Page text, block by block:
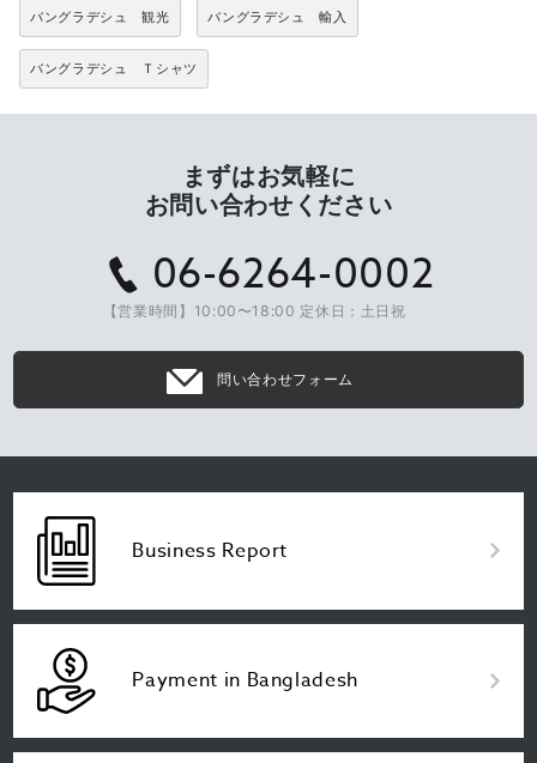
バングラデシュ 観光 バングラデシュ 輸入
バングラデシュ Ｔシャツ
まずはお気軽に
お問い合わせください
06-6264-0002
【営業時間】10:00〜18:00 定休日：土日祝
問い合わせフォーム
Business Report
Payment in Bangladesh